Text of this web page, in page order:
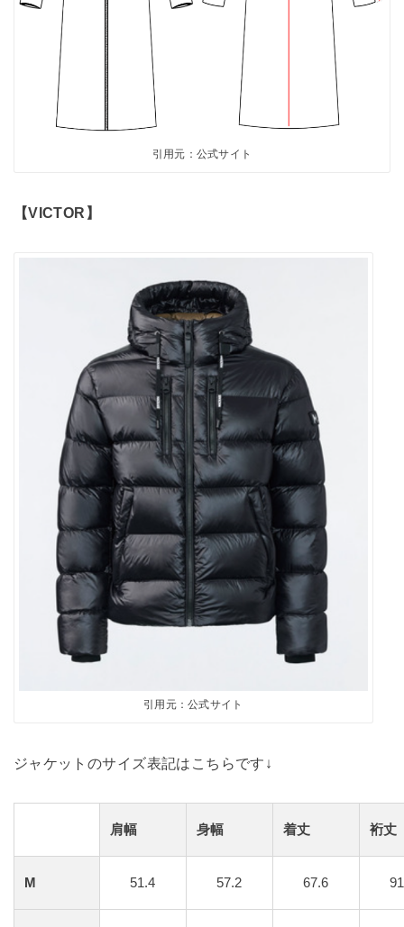
引用元：公式サイト
【VICTOR】
引用元：公式サイト
ジャケットのサイズ表記はこちらです↓
肩幅 身幅 着丈 裄丈
M 51.4 57.2 67.6